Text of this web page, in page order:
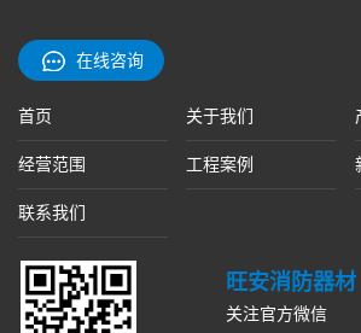
在线咨询
首页 关于我们
经营范围 工程案例
联系我们
旺安消防器材
关注官方微信